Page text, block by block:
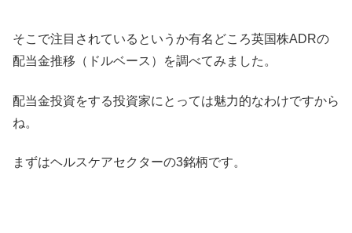
そこで注目されているというか有名どころ英国株ADRの
配当金推移（ドルベース）を調べてみました。
配当金投資をする投資家にとっては魅力的なわけですから
ね。
まずはヘルスケアセクターの3銘柄です。